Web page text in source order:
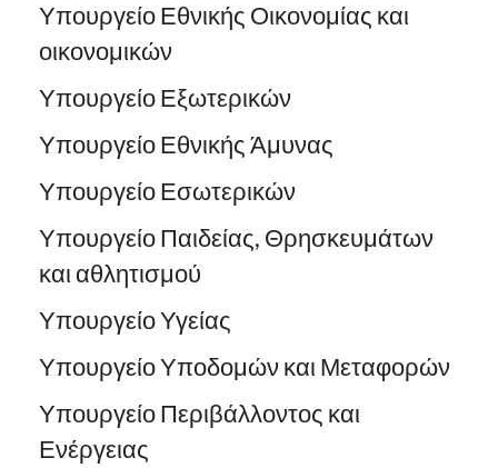
Υπουργείο Εθνικής Οικονομίας και
οικονομικών
Υπουργείο Εξωτερικών
Υπουργείο Εθνικής Άμυνας
Υπουργείο Εσωτερικών
Υπουργείο Παιδείας, Θρησκευμάτων
και αθλητισμού
Υπουργείο Υγείας
Υπουργείο Υποδομών και Μεταφορών
Υπουργείο Περιβάλλοντος και
Ενέργειας